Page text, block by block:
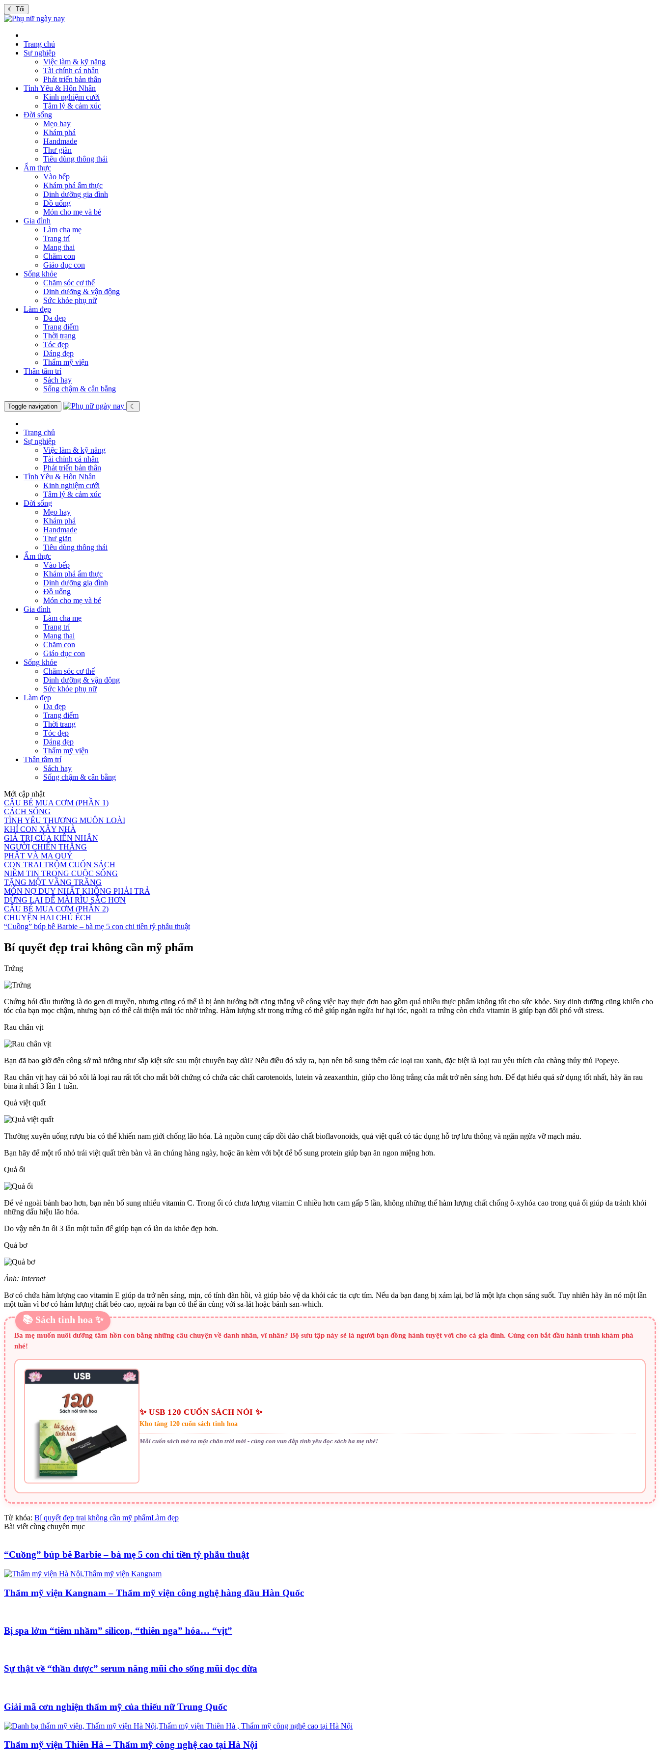
☾ Tối
Trang chủ
Sự nghiệp
Việc làm & kỹ năng
Tài chính cá nhân
Phát triển bản thân
Tình Yêu & Hôn Nhân
Kinh nghiệm cưới
Tâm lý & cảm xúc
Đời sống
Mẹo hay
Khám phá
Handmade
Thư giãn
Tiêu dùng thông thái
Ẩm thực
Vào bếp
Khám phá ẩm thực
Dinh dưỡng gia đình
Đồ uống
Món cho mẹ và bé
Gia đình
Làm cha mẹ
Trang trí
Mang thai
Chăm con
Giáo dục con
Sống khỏe
Chăm sóc cơ thể
Dinh dưỡng & vận động
Sức khỏe phụ nữ
Làm đẹp
Da đẹp
Trang điểm
Thời trang
Tóc đẹp
Dáng đẹp
Thẩm mỹ viện
Thân tâm trí
Sách hay
Sống chậm & cân bằng
Toggle navigation ☾
Trang chủ
Sự nghiệp
Việc làm & kỹ năng
Tài chính cá nhân
Phát triển bản thân
Tình Yêu & Hôn Nhân
Kinh nghiệm cưới
Tâm lý & cảm xúc
Đời sống
Mẹo hay
Khám phá
Handmade
Thư giãn
Tiêu dùng thông thái
Ẩm thực
Vào bếp
Khám phá ẩm thực
Dinh dưỡng gia đình
Đồ uống
Món cho mẹ và bé
Gia đình
Làm cha mẹ
Trang trí
Mang thai
Chăm con
Giáo dục con
Sống khỏe
Chăm sóc cơ thể
Dinh dưỡng & vận động
Sức khỏe phụ nữ
Làm đẹp
Da đẹp
Trang điểm
Thời trang
Tóc đẹp
Dáng đẹp
Thẩm mỹ viện
Thân tâm trí
Sách hay
Sống chậm & cân bằng
Mới cập nhật
CẬU BÉ MUA CƠM (PHẦN 1)
CÁCH SỐNG
TÌNH YÊU THƯƠNG MUÔN LOÀI
KHỈ CON XÂY NHÀ
GIÁ TRỊ CỦA KIÊN NHẪN
NGƯỜI CHIẾN THẮNG
PHẬT VÀ MA QUỶ
CON TRAI TRỘM CUỐN SÁCH
NIỀM TIN TRONG CUỘC SỐNG
TẶNG MỘT VẦNG TRĂNG
MÓN NỢ DUY NHẤT KHÔNG PHẢI TRẢ
DỪNG LẠI ĐỂ MÀI RÌU SẮC HƠN
CẬU BÉ MUA CƠM (PHẦN 2)
CHUYỆN HAI CHÚ ẾCH
“Cuồng” búp bê Barbie – bà mẹ 5 con chi tiền tỷ phẫu thuật
Bí quyết đẹp trai không cần mỹ phẩm
Trứng
Chứng hói đầu thường là do gen di truyền, nhưng cũng có thể là bị ảnh hưởng bởi căng thẳng về công việc hay thực đơn bao gồm quá nhiều thực phẩm không tốt cho sức khỏe. Suy dinh dưỡng cũng khiến cho
tóc của bạn mọc chậm, nhưng bạn có thể cải thiện mái tóc nhờ trứng. Hàm lượng sắt trong trứng có thể giúp ngăn ngừa hư hại tóc, ngoài ra trứng còn chứa vitamin B giúp bạn đối phó với stress.
Rau chân vịt
Bạn đã bao giờ đến công sở mà tưởng như sắp kiệt sức sau một chuyến bay dài? Nếu điều đó xảy ra, bạn nên bổ sung thêm các loại rau xanh, đặc biệt là loại rau yêu thích của chàng thủy thủ Popeye.
Rau chân vịt hay cải bó xôi là loại rau rất tốt cho mắt bởi chứng có chứa các chất carotenoids, lutein và zeaxanthin, giúp cho lòng trắng của mắt trở nên sáng hơn. Để đạt hiểu quả sử dụng tốt nhất, hãy ăn rau
bina ít nhất 3 lần 1 tuần.
Quả việt quất
Thường xuyên uống rượu bia có thể khiến nam giới chống lão hóa. Là nguồn cung cấp dồi dào chất bioflavonoids, quả việt quất có tác dụng hỗ trợ lưu thông và ngăn ngừa vỡ mạch máu.
Bạn hãy để một rổ nhỏ trái việt quất trên bàn và ăn chúng hàng ngày, hoặc ăn kèm với bột để bổ sung protein giúp bạn ăn ngon miệng hơn.
Quả ổi
Để vẻ ngoài bảnh bao hơn, bạn nên bổ sung nhiểu vitamin C. Trong ổi có chưa lượng vitamin C nhiều hơn cam gấp 5 lần, không những thế hàm lượng chất chống ô-xyhóa cao trong quả ổi giúp da tránh khỏi
những dấu hiệu lão hóa.
Do vậy nên ăn ổi 3 lần một tuần để giúp bạn có làn da khỏe đẹp hơn.
Quả bơ
Ảnh: Internet
Bơ có chứa hàm lượng cao vitamin E giúp da trở nên sáng, mịn, có tính đàn hồi, và giúp bảo vệ da khỏi các tia cực tím. Nếu da bạn đang bị xám lại, bơ là một lựa chọn sáng suốt. Tuy nhiên hãy ăn nó một lần
một tuần vì bơ có hàm lượng chất béo cao, ngoài ra bạn có thể ăn cùng với sa-lát hoặc bánh san-which.
📚 Sách tinh hoa ✨
Ba mẹ muốn nuôi dưỡng tâm hồn con bằng những câu chuyện về danh nhân, vĩ nhân? Bộ sưu tập này sẽ là người bạn đồng hành tuyệt vời cho cả gia đình. Cùng con bắt đầu hành trình khám phá
nhé!
✨ USB 120 CUỐN SÁCH NÓI ✨
Kho tàng 120 cuốn sách tinh hoa
Mỗi cuốn sách mở ra một chân trời mới - cùng con vun đắp tình yêu đọc sách ba mẹ nhé!
Từ khóa: Bí quyết đẹp trai không cần mỹ phẩmLàm đẹp
Bài viết cùng chuyên mục
“Cuồng” búp bê Barbie – bà mẹ 5 con chi tiền tỷ phẫu thuật
Thẩm mỹ viện Kangnam – Thẩm mỹ viện công nghệ hàng đầu Hàn Quốc
Bị spa lởm “tiêm nhầm” silicon, “thiên nga” hóa… “vịt”
Sự thật về “thần dược” serum nâng mũi cho sống mũi dọc dừa
Giải mã cơn nghiện thẩm mỹ của thiếu nữ Trung Quốc
Thẩm mỹ viện Thiên Hà – Thẩm mỹ công nghệ cao tại Hà Nội